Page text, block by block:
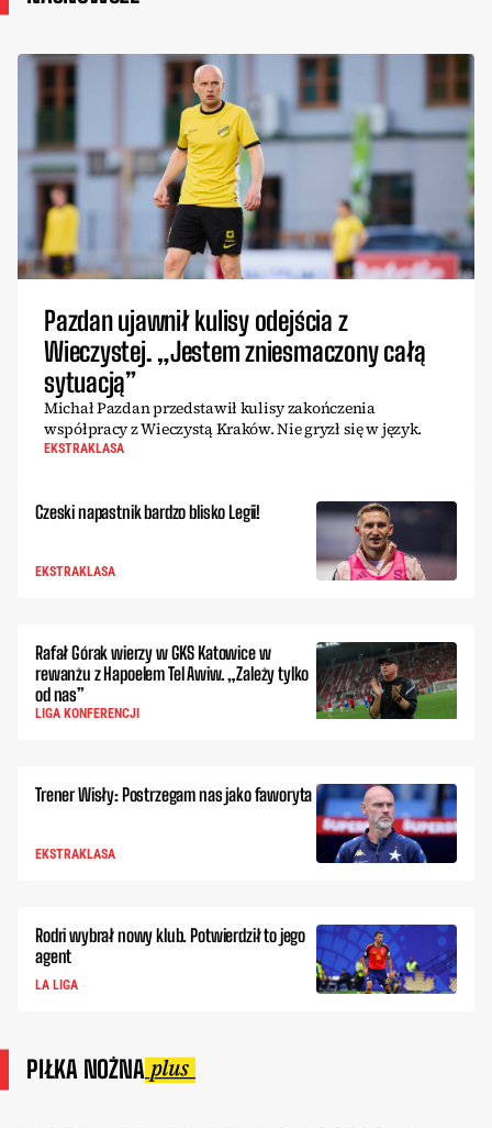
Pazdan ujawnił kulisy odejścia z
Wieczystej. „Jestem zniesmaczony całą
sytuacją”
Michał Pazdan przedstawił kulisy zakończenia
współpracy z Wieczystą Kraków. Nie gryzł się w język.
EKSTRAKLASA
Czeski napastnik bardzo blisko Legii!
EKSTRAKLASA
Rafał Górak wierzy w GKS Katowice w
rewanżu z Hapoelem Tel Awiw. „Zależy tylko
od nas”
LIGA KONFERENCJI
Trener Wisły: Postrzegam nas jako faworyta
EKSTRAKLASA
Rodri wybrał nowy klub. Potwierdził to jego
agent
LA LIGA
PIŁKA NOŻNA